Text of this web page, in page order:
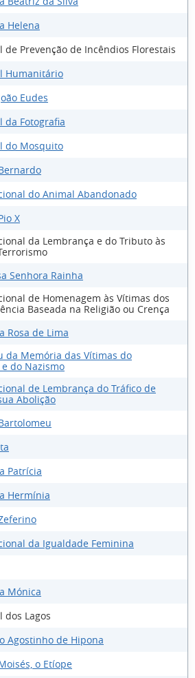
Helena
de Prevenção de Incêndios Florestais
Humanitário
Eudes
da Fotografia
do Mosquito
do Animal Abandonado
X
da Lembrança e do Tributo às
Senhora Rainha
de Homenagem às Vítimas dos
Baseada na Religião ou Crença
Rosa de Lima
da Memória das Vítimas do
do Nazismo
de Lembrança do Tráfico de
Abolição
Patrícia
Hermínia
da Igualdade Feminina
Mónica
dos Lagos
Agostinho de Hipona
o Etíope